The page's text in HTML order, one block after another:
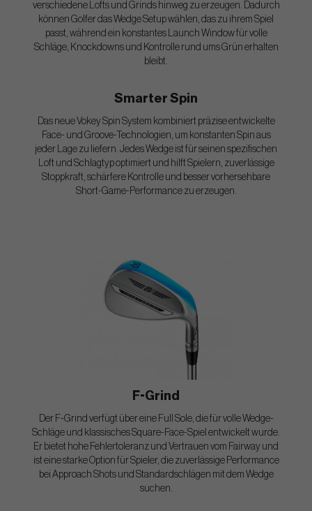
verschiedene Lofts und Grinds hinweg zu erzeugen. Dadurch
können Golfer das Wedge Setup wählen, das zu ihrem Spiel
passt, während ein konstantes Launch Window für volle
Schläge, Knockdowns und Kontrolle rund ums Grün erhalten
bleibt.
Smarter Spin
Das neue Vokey Spin System kombiniert präzise entwickelte
Face- und Groove-Technologien, um konstanten Spin aus
jeder Lage zu liefern. Jedes Wedge ist für seinen spezifischen
Loft und Schlagtyp optimiert und hilft Spielern, zuverlässige
Stoppkraft, schärfere Kontrolle und besser vorhersehbare
Short-Game-Performance zu erzeugen.
F-Grind
Der F-Grind verfügt über eine Full Sole, die für volle Wedge-
Schläge und klassisches Square-Face-Spiel entwickelt wurde.
Er bietet hohe Fehlertoleranz und Vertrauen vom Fairway und
ist eine starke Option für Spieler, die zuverlässige Performance
bei Approach Shots und Standardschlägen mit dem Wedge
suchen.